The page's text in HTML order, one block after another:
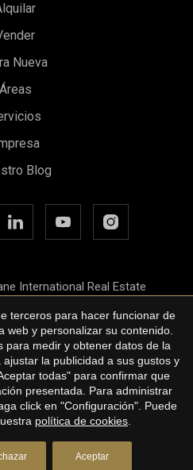
información
Nueva
Áreas
Blog
International Real Estate
legal
privacidad
de cookies
terceros para hacer funcionar de
web y personalizar su contenido.
para medir y obtener datos de la
la publicidad a sus gustos y
todas" para confirmar que
presentada. Para administrar
click en "Configuración". Puede
política de cookies
Aceptar